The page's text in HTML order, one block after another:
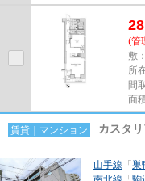
(管
敷
所
間
面
賃貸｜マンション カスタ
山手線 「 巣